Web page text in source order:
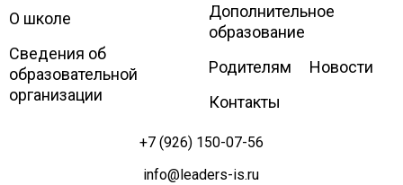
Leaders
International school
О школе
Сведения об
образовательной
организации
Дополнительное
образование
Родителям
Новости
Контакты
+7 (926) 150-07-56
info@leaders-is.ru